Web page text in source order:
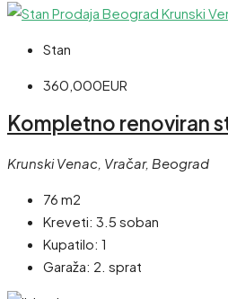
Stan
360,000EUR
Kompletno renoviran
Krunski Venac, Vračar, Beograd
76 m2
Kreveti: 3.5 soban
Kupatilo: 1
Garaža: 2. sprat